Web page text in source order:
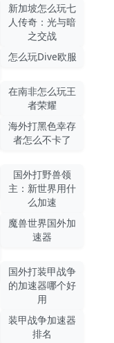
新加坡怎么玩七
人传奇：光与暗
之交战
怎么玩Dive欧服
在南非怎么玩王
者荣耀
海外打黑色幸存
者怎么不卡了
国外打野兽领
主：新世界用什
么加速
魔兽世界国外加
速器
国外打装甲战争
的加速器哪个好
用
装甲战争加速器
排名